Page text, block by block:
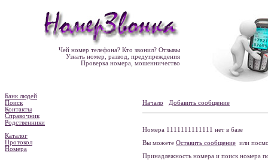
Чей номер телефона? Кто звонил? Отзывы
Узнать номер, развод, предупреждения
Проверка номера, мошенничество
Банк людей
Поиск
Контакты
Справочник
Родственники
Каталог
Протокол
Номера
Начало Добавить сообщение
Номера 1111111111111 нет в базе
Вы можете Оставить сообщение или
Принадлежность номера и поиск номера